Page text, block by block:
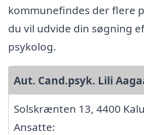
kommunefindes der flere
du vil udvide din søgning
psykolog.
Aut. Cand.psyk. Lili
Solskrænten 13, 4400
Ansatte: